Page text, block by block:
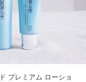
プレミアム ローショ